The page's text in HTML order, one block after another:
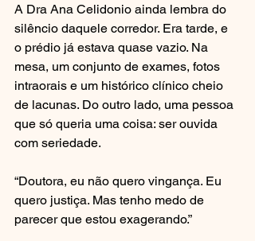
A Dra Ana Celidonio ainda lembra do
silêncio daquele corredor. Era tarde, e
o prédio já estava quase vazio. Na
mesa, um conjunto de exames, fotos
intraorais e um histórico clínico cheio
de lacunas. Do outro lado, uma pessoa
que só queria uma coisa: ser ouvida
com seriedade.
“Doutora, eu não quero vingança. Eu
quero justiça. Mas tenho medo de
parecer que estou exagerando.”